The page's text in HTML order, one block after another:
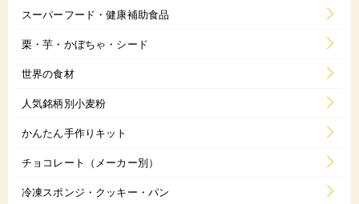
スーパーフード・健康補助食品
栗・芋・かぼちゃ・シード
世界の食材
人気銘柄別小麦粉
かんたん手作りキット
チョコレート（メーカー別）
冷凍スポンジ・クッキー・パン